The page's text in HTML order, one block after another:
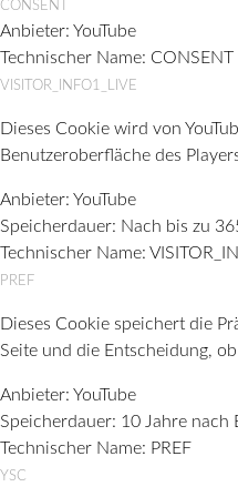
CONSENT
Anbieter: YouTube
Technischer Name: CONSENT
VISITOR_INFO1_LIVE
Dieses Cookie wird von
Benutzeroberfläche des
Anbieter: YouTube
Speicherdauer: Nach bis zu
Technischer Name:
PREF
Dieses Cookie speichert die
Seite und die Entscheidung,
Anbieter: YouTube
Speicherdauer: 10 Jahre nach
Technischer Name: PREF
YSC